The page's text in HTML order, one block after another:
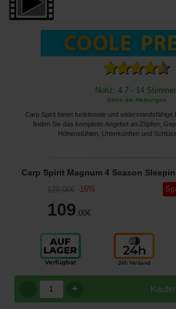
Notiz: 4.7 - 14
Siehe die Meinungen
Carp Spirit bietet funktionale und widerstandsfähige
finden Sie das komplette Angebot an Zöpfen,
Höhenstühlen, Unterkünften und
Carp Spirit Magnum 4 Season
129,00€ -16%
109 ,00€
+